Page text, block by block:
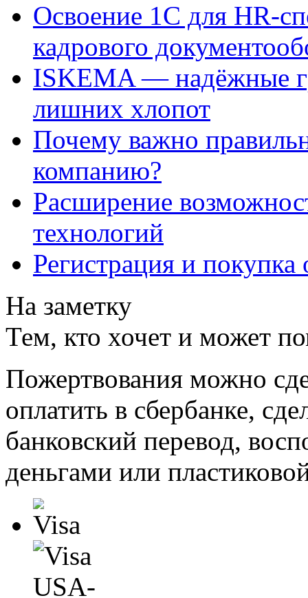
Освоение 1С для HR-
кадрового
ISKEMA — надёжные
лишних хлопот
Почему важно
компанию?
Расширение
технологий
Регистрация и
На заметку
Тем, кто хочет и может
Пожертвования можно
оплатить в сбербанке,
банковский перевод,
деньгами или